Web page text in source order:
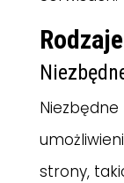
strony,